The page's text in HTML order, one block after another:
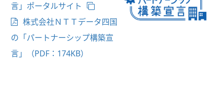
言」ポータルサイト
株式会社ＮＴＴデータ四国
の「パートナーシップ構築宣
言」（PDF：174KB）